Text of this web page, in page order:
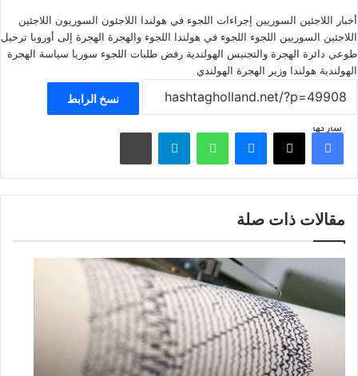
أخبار اللاجئين السوريين إجراءات اللجوء في هولندا اللاجئون السوريون اللاجئين
اللاجئين السوريين اللجوء اللجوء في هولندا اللجوء والهجرة الهجرة إلى أوروبا ترحيل
طوعي دائرة الهجرة والتجنيس الهولندية رفض طلبات اللجوء سوريا سياسة الهجرة
الهولندية هولندا وزير الهجرة الهولندي
نسخ الرابط
شاركهافيسبوك ‫X ماسنجر واتساب تيلقرام مشاركة عبر البريد
مقالات ذات صلة